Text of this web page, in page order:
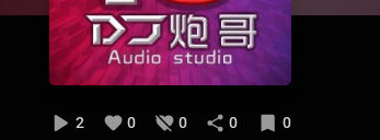
2 0 0 0 0